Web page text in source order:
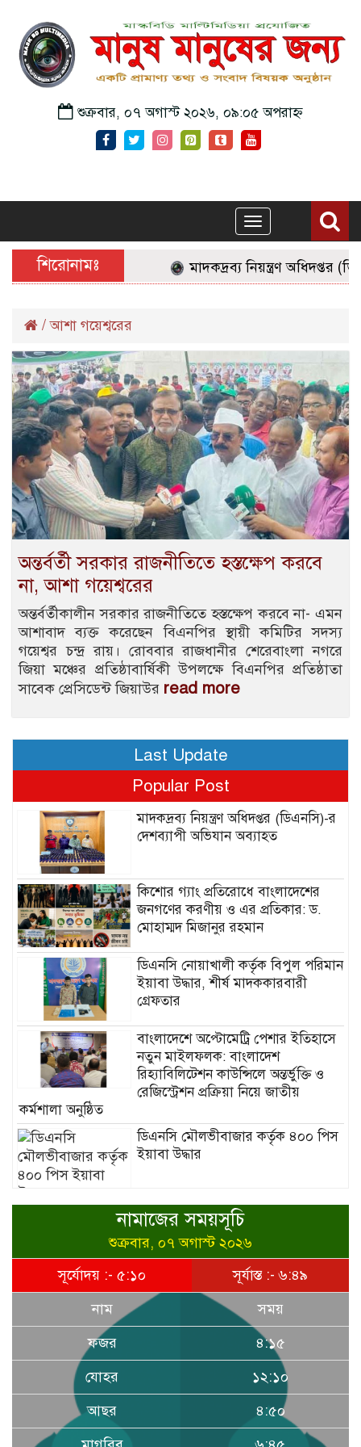
শুক্রবার, ০৭ অগাস্ট ২০২৬, ০৯:০৫ অপরাহ্ন
Toggle
navigation
শিরোনামঃ মাদকদ্রব্য নিয়ন্ত্রণ অধিদপ্তর
/আশা গয়েশ্বরের
অন্তর্বর্তী সরকার রাজনীতিতে হস্তক্ষেপ করবে
না, আশা গয়েশ্বরের
অন্তর্বর্তীকালীন সরকার রাজনীতিতে হস্তক্ষেপ করবে না- এমন
আশাবাদ ব্যক্ত করেছেন বিএনপির স্থায়ী কমিটির সদস্য
গয়েশ্বর চন্দ্র রায়। রোববার রাজধানীর শেরেবাংলা নগরে
জিয়া মঞ্চের প্রতিষ্ঠাবার্ষিকী উপলক্ষে বিএনপির প্রতিষ্ঠাতা
সাবেক প্রেসিডেন্ট জিয়াউর read more
Last Update
Popular Post
মাদকদ্রব্য নিয়ন্ত্রণ অধিদপ্তর (ডিএনসি)-র
দেশব্যাপী অভিযান অব্যাহত
কিশোর গ্যাং প্রতিরোধে বাংলাদেশের
জনগণের করণীয় ও এর প্রতিকার: ড.
মোহাম্মদ মিজানুর রহমান
ডিএনসি নোয়াখালী কর্তৃক বিপুল পরিমান
ইয়াবা উদ্ধার, শীর্ষ মাদককারবারী
গ্রেফতার
বাংলাদেশে অপ্টোমেট্রি পেশার ইতিহাসে
নতুন মাইলফলক: বাংলাদেশ
রিহ্যাবিলিটেশন কাউন্সিলে অন্তর্ভুক্তি ও
রেজিস্ট্রেশন প্রক্রিয়া নিয়ে জাতীয়
কর্মশালা অনুষ্ঠিত
ডিএনসি মৌলভীবাজার কর্তৃক ৪০০ পিস
ইয়াবা উদ্ধার
হাসপাতাল ও ক্লিনিকে রোগীর অপেক্ষার
সময় কমাতে স্বাস্থ্যসেবা চেইন:
বাংলাদেশের প্রেক্ষাপটে একটি বাস্তবসম্মত
সমাধান
বাংলাদেশের টিকা নিরাপত্তা ও স্বাস্থ্য
সার্বভৌমত্ব: এখনই দেশীয় ভ্যাকসিন
উৎপাদনে জাতীয় বিনিয়োগের সময়
নামাজের সময়সূচি
শুক্রবার, ০৭ অগাস্ট ২০২৬
সূর্যোদয় :- ৫:১০
সূর্যাস্ত :- ৬:৪৯
নাম
সময়
ফজর
৪:১৫
যোহর
১২:১০
আছর
৪:৫০